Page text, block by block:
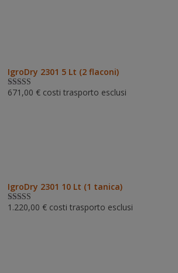
IgroDry 2301 5 Lt (2 flaconi)
Valutato5.00
671,00 € costi trasporto esclusi
IgroDry 2301 10 Lt (1 tanica)
Valutato5.00
1.220,00 € costi trasporto esclusi